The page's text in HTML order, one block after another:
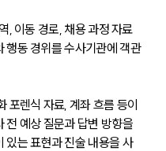
기
, 이동 경로, 채용 과정 자료
행동 경위를 수사기관에 객관
포렌식 자료, 계좌 흐름 등이
전 예상 질문과 답변 방향을
있는 표현과 진술 내용을 사